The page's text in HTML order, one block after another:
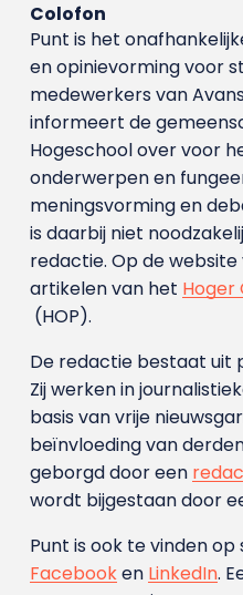
Colofon
Punt is het
en opinievorming voor
medewerkers van
informeert de
Hogeschool over voor
onderwerpen en
meningsvorming en
is daarbij niet
redactie. Op de
artikelen van het Hoger
(HOP).
De redactie bestaat uit
Zij werken in
basis van vrije
beïnvloeding van
geborgd door een
wordt bijgestaan door
Punt is ook te vinden op
Facebooken LinkedIn.